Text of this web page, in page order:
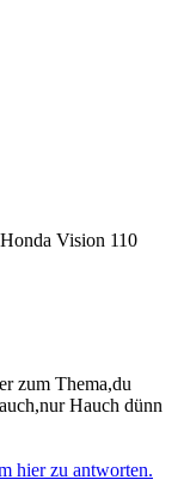
Vision 110
zum Thema,du
Hauch dünn
hier zu antworten.